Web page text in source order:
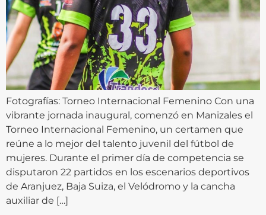
Fotografías: Torneo Internacional Femenino Con una
vibrante jornada inaugural, comenzó en Manizales el
Torneo Internacional Femenino, un certamen que
reúne a lo mejor del talento juvenil del fútbol de
mujeres. Durante el primer día de competencia se
disputaron 22 partidos en los escenarios deportivos
de Aranjuez, Baja Suiza, el Velódromo y la cancha
auxiliar de […]